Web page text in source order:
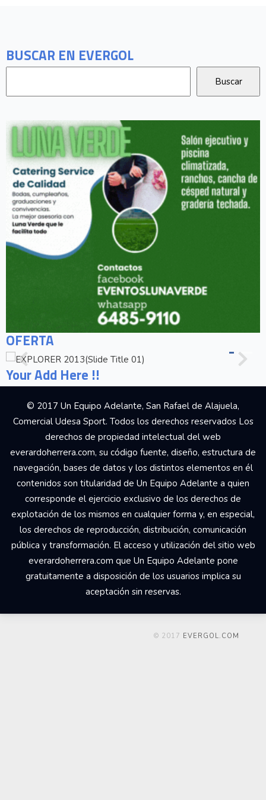
BUSCAR EN EVERGOL
OFERTA
Your Add Here !!
© 2017 Un Equipo Adelante, San Rafael de Alajuela,
Comercial Udesa Sport. Todos los derechos reservados Los
derechos de propiedad intelectual del web
everardoherrera.com, su código fuente, diseño, estructura de
navegación, bases de datos y los distintos elementos en él
contenidos son titularidad de Un Equipo Adelante a quien
corresponde el ejercicio exclusivo de los derechos de
explotación de los mismos en cualquier forma y, en especial,
los derechos de reproducción, distribución, comunicación
pública y transformación. El acceso y utilización del sitio web
everardoherrera.com que Un Equipo Adelante pone
gratuitamente a disposición de los usuarios implica su
aceptación sin reservas.
© 2017 EVERGOL.COM